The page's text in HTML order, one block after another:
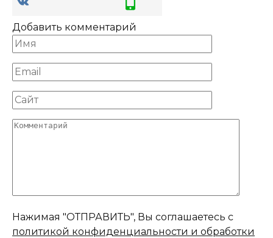
Добавить комментарий
Имя
*
Email
*
Сайт
Комментарий
Нажимая "ОТПРАВИТЬ", Вы соглашаетесь с
политикой конфиденциальности и обработки